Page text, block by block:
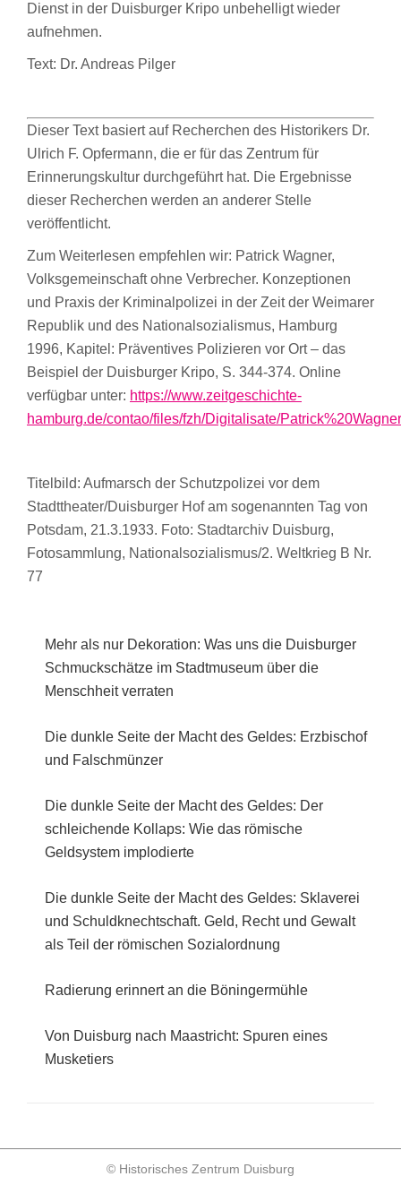
Dienst in der Duisburger Kripo unbehelligt wieder
aufnehmen.
Text: Dr. Andreas Pilger
Dieser Text basiert auf Recherchen des Historikers Dr.
Ulrich F. Opfermann, die er für das Zentrum für
Erinnerungskultur durchgeführt hat. Die Ergebnisse
dieser Recherchen werden an anderer Stelle
veröffentlicht.
Zum Weiterlesen empfehlen wir: Patrick Wagner,
Volksgemeinschaft ohne Verbrecher. Konzeptionen
und Praxis der Kriminalpolizei in der Zeit der Weimarer
Republik und des Nationalsozialismus, Hamburg
1996, Kapitel: Präventives Polizieren vor Ort – das
Beispiel der Duisburger Kripo, S. 344-374. Online
verfügbar unter: https://www.zeitgeschichte-
hamburg.de/contao/files/fzh/Digitalisate/
Titelbild: Aufmarsch der Schutzpolizei vor dem
Stadttheater/Duisburger Hof am sogenannten Tag von
Potsdam, 21.3.1933. Foto: Stadtarchiv Duisburg,
Fotosammlung, Nationalsozialismus/2. Weltkrieg B Nr.
77
Mehr als nur Dekoration: Was uns die Duisburger
Schmuckschätze im Stadtmuseum über die
Menschheit verraten
Die dunkle Seite der Macht des Geldes: Erzbischof
und Falschmünzer
Die dunkle Seite der Macht des Geldes: Der
schleichende Kollaps: Wie das römische
Geldsystem implodierte
Die dunkle Seite der Macht des Geldes: Sklaverei
und Schuldknechtschaft. Geld, Recht und Gewalt
als Teil der römischen Sozialordnung
Radierung erinnert an die Böningermühle
Von Duisburg nach Maastricht: Spuren eines
Musketiers
© Historisches Zentrum Duisburg